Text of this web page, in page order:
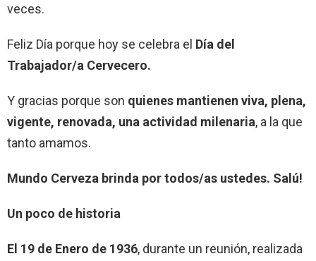
veces.
Feliz Día porque hoy se celebra el Día del
Trabajador/a Cervecero.
Y gracias porque son quienes mantienen viva, plena,
vigente, renovada, una actividad milenaria, a la que
tanto amamos.
Mundo Cerveza brinda por todos/as ustedes. Salú!
Un poco de historia
El 19 de Enero de 1936, durante un reunión, realizada